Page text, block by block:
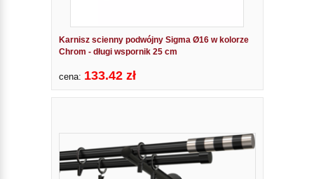
Karnisz scienny podwójny Sigma Ø16 w kolorze
Chrom - długi wspornik 25 cm
cena: 133.42 zł